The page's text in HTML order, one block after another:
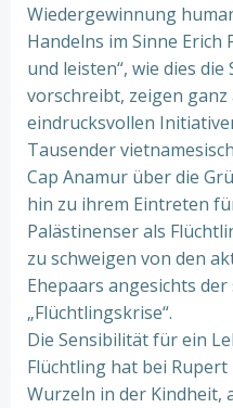
Wiedergewinnung
Handelns im Sinne
und leisten“, wie dies
vorschreibt, zeigen
eindrucksvollen
Tausender
Cap Anamur über die
hin zu ihrem Eintreten
Palästinenser als
zu schweigen von den
Ehepaars angesichts
„Flüchtlingskrise“.
Die Sensibilität für ein
Flüchtling hat bei
Wurzeln in der Kindheit,